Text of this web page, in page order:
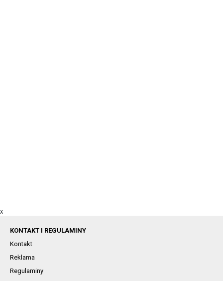
X
KONTAKT I REGULAMINY
Kontakt
Reklama
Regulaminy